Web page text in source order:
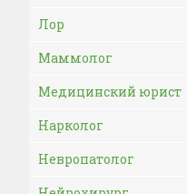
Лор
Маммолог
Медицинский юрист
Нарколог
Невропатолог